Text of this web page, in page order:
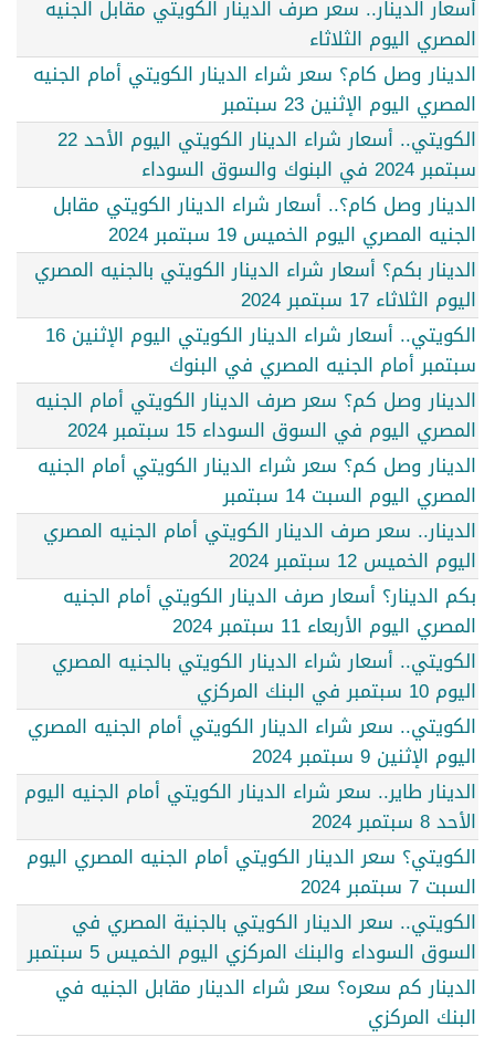
أسعار الدينار.. سعر صرف الدينار الكويتي مقابل الجنيه
المصري اليوم الثلاثاء
الدينار وصل كام؟ سعر شراء الدينار الكويتي أمام الجنيه
المصري اليوم الإثنين 23 سبتمبر
الكويتي.. أسعار شراء الدينار الكويتي اليوم الأحد 22
سبتمبر 2024 في البنوك والسوق السوداء
الدينار وصل كام؟.. أسعار شراء الدينار الكويتي مقابل
الجنيه المصري اليوم الخميس 19 سبتمبر 2024
الدينار بكم؟ أسعار شراء الدينار الكويتي بالجنيه المصري
اليوم الثلاثاء 17 سبتمبر 2024
الكويتي.. أسعار شراء الدينار الكويتي اليوم الإثنين 16
سبتمبر أمام الجنيه المصري في البنوك
الدينار وصل كم؟ سعر صرف الدينار الكويتي أمام الجنيه
المصري اليوم في السوق السوداء 15 سبتمبر 2024
الدينار وصل كم؟ سعر شراء الدينار الكويتي أمام الجنيه
المصري اليوم السبت 14 سبتمبر
الدينار.. سعر صرف الدينار الكويتي أمام الجنيه المصري
اليوم الخميس 12 سبتمبر 2024
بكم الدينار؟ أسعار صرف الدينار الكويتي أمام الجنيه
المصري اليوم الأربعاء 11 سبتمبر 2024
الكويتي.. أسعار شراء الدينار الكويتي بالجنيه المصري
اليوم 10 سبتمبر في البنك المركزي
الكويتي.. سعر شراء الدينار الكويتي أمام الجنيه المصري
اليوم الإثنين 9 سبتمبر 2024
الدينار طاير.. سعر شراء الدينار الكويتي أمام الجنيه اليوم
الأحد 8 سبتمبر 2024
الكويتي؟ سعر الدينار الكويتي أمام الجنيه المصري اليوم
السبت 7 سبتمبر 2024
الكويتي.. سعر الدينار الكويتي بالجنية المصري في
السوق السوداء والبنك المركزي اليوم الخميس 5 سبتمبر
الدينار كم سعره؟ سعر شراء الدينار مقابل الجنيه في
البنك المركزي